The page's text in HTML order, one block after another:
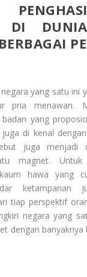
DI
yang satu ini
pria menawan.
yang
di kenal
juga menjadi
magnet.
hawa yang
ketampanan
tiap perspektif
negara yang
dengan banyaknya